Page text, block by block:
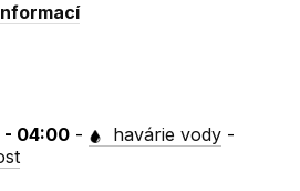
- 04:00 - havárie vody -